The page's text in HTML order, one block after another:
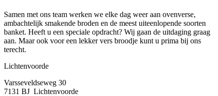
Samen met ons team werken we elke dag weer aan ovenverse,
ambachtelijk smakende broden en de meest uiteenlopende soorten
banket. Heeft u een speciale opdracht? Wij gaan de uitdaging graag
aan. Maar ook voor een lekker vers broodje kunt u prima bij ons
terecht.
Lichtenvoorde
Varsseveldseweg 30
7131 BJ Lichtenvoorde